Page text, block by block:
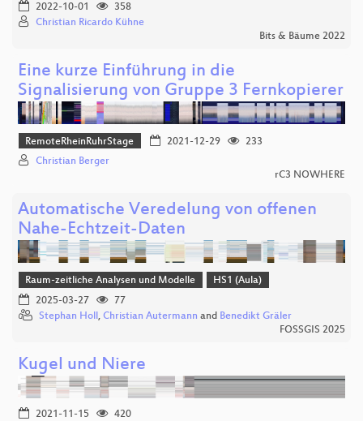
2022-10-01
358
Christian Ricardo Kühne
Bits & Bäume 2022
Eine kurze Einführung in die
Signalisierung von Gruppe 3 Fernkopierer
RemoteRheinRuhrStage 2021-12-29
233
Christian Berger
rC3 NOWHERE
Automatische Veredelung von offenen
Nahe-Echtzeit-Daten
Raum-zeitliche Analysen und Modelle
HS1 (Aula)
2025-03-27
77
Stephan Holl , Christian Autermann and Benedikt Gräler
FOSSGIS 2025
Kugel und Niere
2021-11-15
420